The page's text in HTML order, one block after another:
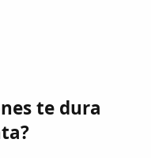
te dura